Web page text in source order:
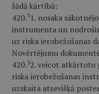
šādā kārtībā:
420.31. nosaka
instrumenta un
uz riska ierobežošanas
Novērtējumu
420.32. veicot atkārtotu
riska ierobežošanas
uzskaita atsevišķā